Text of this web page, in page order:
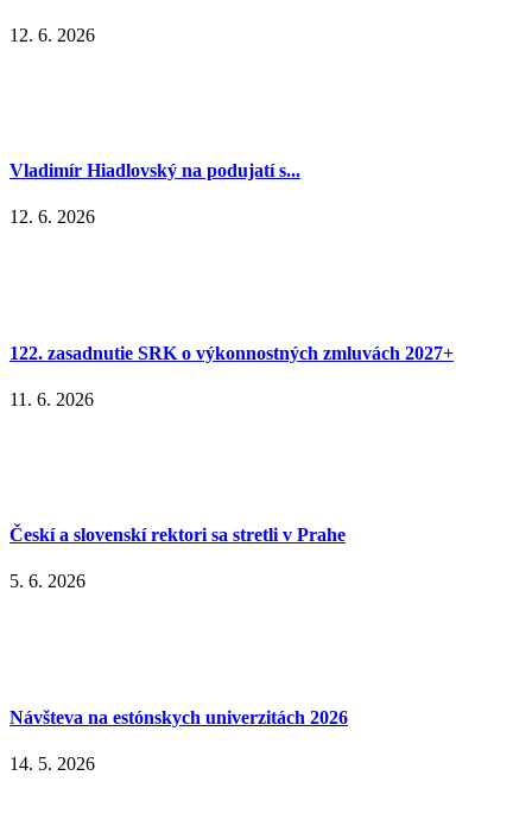
12. 6. 2026
Vladimír Hiadlovský na podujatí s...
12. 6. 2026
122. zasadnutie SRK o výkonnostných zmluvách 2027+
11. 6. 2026
Českí a slovenskí rektori sa stretli v Prahe
5. 6. 2026
Návšteva na estónskych univerzitách 2026
14. 5. 2026